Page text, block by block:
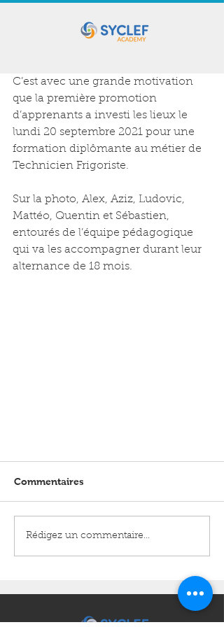
C’est avec une grande motivation
que la première promotion
d’apprenants a investi les lieux le
lundi 20 septembre 2021 pour une
formation diplômante au métier de
Technicien Frigoriste.
Sur la photo, Alex, Aziz, Ludovic,
Mattéo, Quentin et Sébastien,
entourés de l’équipe pédagogique
qui va les accompagner durant leur
alternance de 18 mois.
Commentaires
Rédigez un commentaire...